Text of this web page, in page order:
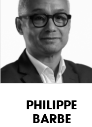
PHILIPPE
BARBE